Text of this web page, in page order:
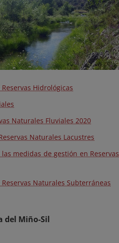
Hidrológicas
Naturales Fluviales 2020
Naturales Lacustres
medidas de gestión en Reservas
Naturales Subterráneas
del Miño-Sil